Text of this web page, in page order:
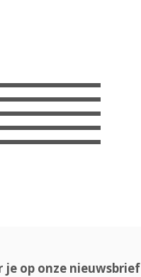
je op onze nieuwsbrief